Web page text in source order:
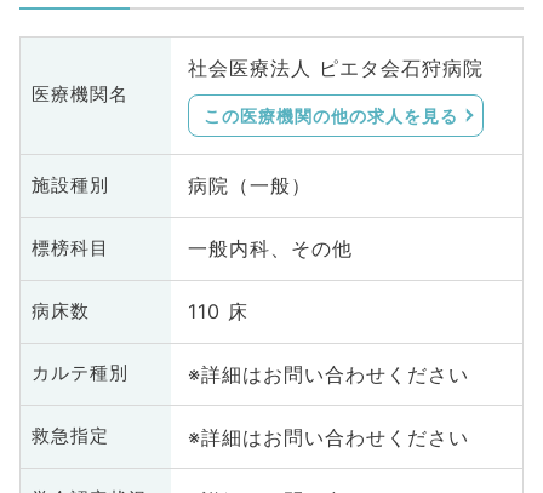
医療機関名
社会医療法人 ピエタ会石狩病院
この医療機関の他の求人を見る
施設種別 病院（一般）
標榜科目 一般内科、その他
病床数 110 床
カルテ種別 ※詳細はお問い合わせください
救急指定 ※詳細はお問い合わせください